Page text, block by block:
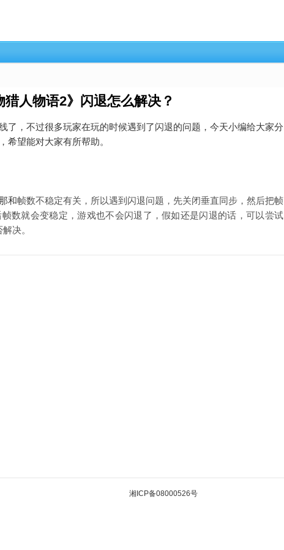
猎人物语2》闪退怎么解决？
了，不过很多玩家在玩的时候遇到了闪退的问题，今天小编给大家分
希望能对大家有所帮助。
和帧数不稳定有关，所以遇到闪退问题， 先关闭垂直同步，然后把帧
数就会变稳定，游戏也不会闪退了，假如还是闪退的话，可以尝试
决。
湘ICP备08000526号